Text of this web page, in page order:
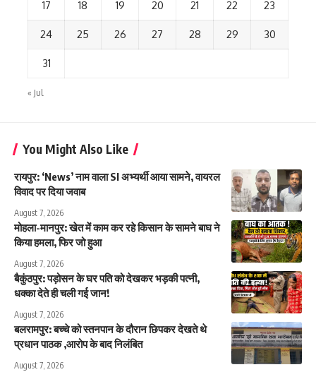
17 18 19 20 21 22 23
24 25 26 27 28 29 30
31
« Jul
You Might Also Like
रायपुर: ‘News’ नाम वाला SI अभ्यर्थी आया सामने, वायरल
विवाद पर दिया जवाब
August 7, 2026
मोहला-मानपुर: खेत में काम कर रहे किसान के सामने बाघ ने
किया हमला, फिर जो हुआ
August 7, 2026
बैकुंठपुर: पड़ोसन के घर पति को देखकर भड़की पत्नी,
धक्का देते ही चली गई जान!
August 7, 2026
बलरामपुर: बच्चे को स्तनपान के दौरान छिपकर देखते थे
प्रधान पाठक ,आरोप के बाद निलंबित
August 7, 2026